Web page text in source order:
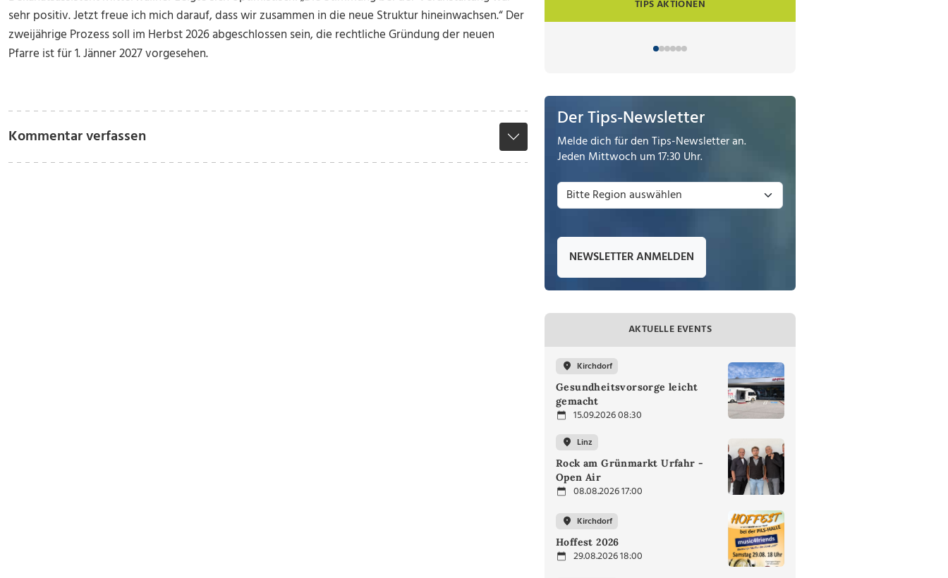
sehr positiv. Jetzt freue ich mich darauf, dass wir zusammen in die neue Struktur hineinwachsen.“ Der
zweijährige Prozess soll im Herbst 2026 abgeschlossen sein, die rechtliche Gründung der neuen
Pfarre ist für 1. Jänner 2027 vorgesehen.
Kommentar verfassen
TIPS AKTIONEN
Der Tips-Newsletter
Melde dich für den Tips-Newsletter an.
Jeden Mittwoch um 17:30 Uhr.
NEWSLETTER ANMELDEN
AKTUELLE EVENTS
Kirchdorf
Gesundheitsvorsorge leicht
gemacht
15.09.2026 08:30
Linz
Rock am Grünmarkt Urfahr -
Open Air
08.08.2026 17:00
Kirchdorf
Hoffest 2026
29.08.2026 18:00